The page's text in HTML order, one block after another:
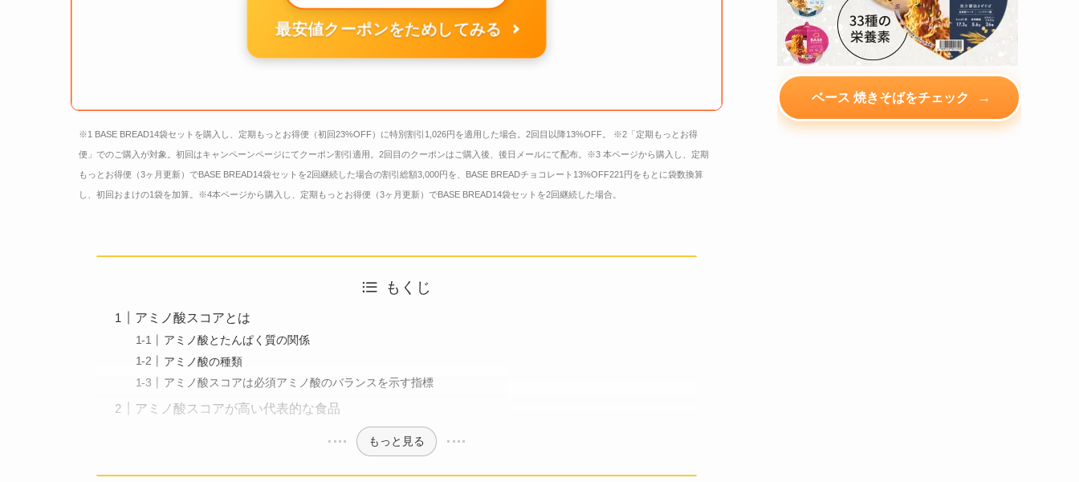
最安値クーポンをためしてみる
※1 BASE BREAD14袋セットを購入し、定期もっとお得便（初回23%OFF）に特別割引1,026円を適用した場合。2回目以降13%OFF。 ※2「定期もっとお得
便」でのご購入が対象。初回はキャンペーンページにてクーポン割引適用。2回目のクーポンはご購入後、後日メールにて配布。※3 本ページから購入し、定期
もっとお得便（3ヶ月更新）でBASE BREAD14袋セットを2回継続した場合の割引総額3,000円を、BASE BREADチョコレート13%OFF221円をもとに袋数換算
し、初回おまけの1袋を加算。※4本ページから購入し、定期もっとお得便（3ヶ月更新）でBASE BREAD14袋セットを2回継続した場合。
もくじ
アミノ酸スコアとは
アミノ酸とたんぱく質の関係
アミノ酸の種類
アミノ酸スコアは必須アミノ酸のバランスを示す指標
アミノ酸スコアが高い代表的な食品
もっと見る
ベース 焼きそばをチェック →